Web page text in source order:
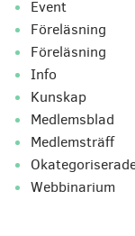
Event
Föreläsning
Föreläsning
Info
Kunskap
Medlemsblad
Medlemsträff
Webbinarium